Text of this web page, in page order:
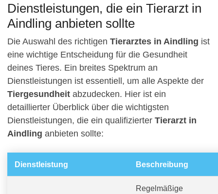
Dienstleistungen, die ein Tierarzt in
Aindling anbieten sollte
Die Auswahl des richtigen Tierarztes in Aindling ist
eine wichtige Entscheidung für die Gesundheit
deines Tieres. Ein breites Spektrum an
Dienstleistungen ist essentiell, um alle Aspekte der
Tiergesundheit abzudecken. Hier ist ein
detaillierter Überblick über die wichtigsten
Dienstleistungen, die ein qualifizierter Tierarzt in
Aindling anbieten sollte:
Dienstleistung Beschreibung
Regelmäßige